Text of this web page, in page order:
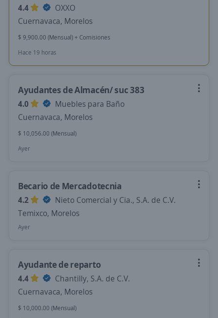
4.4
OXXO
Cuernavaca, Morelos
$ 9,900.00 (Mensual) + Comisiones
Hace 19 horas
Ayudantes de Almacén/ suc 383
4.0
Muebles para Baño
Cuernavaca, Morelos
$ 10,056.00 (Mensual)
Ayer
Becario de Mercadotecnia
4.2
Nieto Comercial y Cia., S.A. de C.V.
Temixco, Morelos
Ayer
Ayudante de reparto
4.4
Chantilly, S.A. de C.V.
Cuernavaca, Morelos
$ 10,000.00 (Mensual)